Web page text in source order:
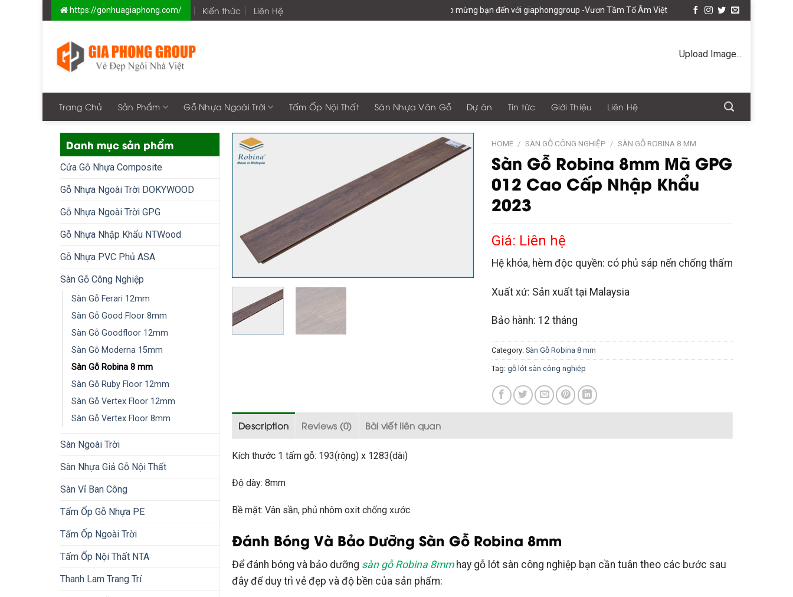
to
https://gonhuagiaphong.com/ Kiến thức Liên Hệ Chào mừng bạn đến với giaphonggroup -Vươn Tầm Tổ Âm Việt
Upload Image...
Trang Chủ Sản Phẩm Gỗ Nhựa Ngoài Trời Tấm Ốp Nội Thất Sàn Nhựa Vân Gỗ Dự án Tin tức Giới Thiệu Liên Hệ
Danh mục sản phẩm
Cửa Gỗ Nhựa Composite
Gỗ Nhựa Ngoài Trời DOKYWOOD
Gỗ Nhựa Ngoài Trời GPG
Gỗ Nhựa Nhập Khẩu NTWood
Gỗ Nhựa PVC Phủ ASA
Sàn Gỗ Công Nghiệp
Sàn Gỗ Ferari 12mm
Sàn Gỗ Good Floor 8mm
Sàn Gỗ Goodfloor 12mm
Sàn Gỗ Moderna 15mm
Sàn Gỗ Robina 8 mm
Sàn Gỗ Ruby Floor 12mm
Sàn Gỗ Vertex Floor 12mm
Sàn Gỗ Vertex Floor 8mm
Sàn Ngoài Trời
Sàn Nhựa Giả Gỗ Nội Thất
Sàn Vỉ Ban Công
Tấm Ốp Gỗ Nhựa PE
Tấm Ốp Ngoài Trời
Tấm Ốp Nội Thất NTA
Thanh Lam Trang Trí
HOME / SÀN GỖ CÔNG NGHIỆP / SÀN GỖ ROBINA 8 MM
Sàn Gỗ Robina 8mm Mã GPG
012 Cao Cấp Nhập Khẩu
2023
Giá: Liên hệ
Hệ khóa, hèm độc quyền: có phủ sáp nến chống thấm
Xuất xứ: Sản xuất tại Malaysia
Bảo hành: 12 tháng
Category: Sàn Gỗ Robina 8 mm
Tag: gỗ lót sàn công nghiệp
Description Reviews (0) Bài viết liên quan
Kích thước 1 tấm gỗ: 193(rộng) x 1283(dài)
Độ dày: 8mm
Bề mặt: Vân sần, phủ nhôm oxit chống xước
Đánh Bóng Và Bảo Dưỡng Sàn Gỗ Robina 8mm
Để đánh bóng và bảo dưỡng sàn gỗ Robina 8mmhay gỗ lót sàn công nghiệp bạn cần tuân theo các bước sau
đây để duy trì vẻ đẹp và độ bền của sản phẩm: